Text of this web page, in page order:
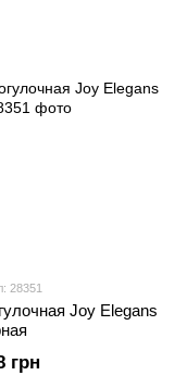
28351
Joy Elegans
грн